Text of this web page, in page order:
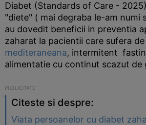
Diabet (Standards of Care -
"diete" ( mai degraba le-am numi
au dovedit beneficii in preventia
zaharat la pacientii care sufera
mediteraneana, intermitent
alimentatie cu continut scazut de
Citeste si despre:
Viata persoanelor cu diabet